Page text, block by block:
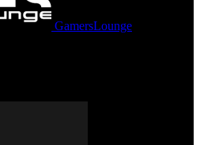
GamersLounge